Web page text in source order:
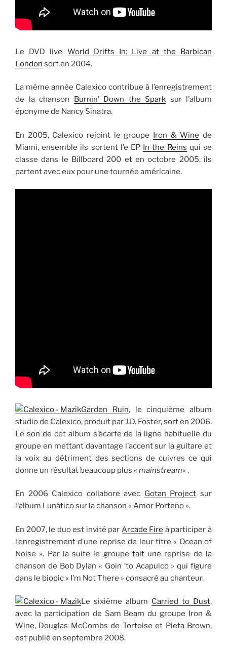
Le DVD live World Drifts In: Live at the Barbican
London sort en 2004.
La même année Calexico contribue à l’enregistrement
de la chanson Burnin’ Down the Spark sur l’album
éponyme de Nancy Sinatra.
En 2005, Calexico rejoint le groupe Iron & Wine de
Miami, ensemble ils sortent l’e EP In the Reins qui se
classe dans le Billboard 200 et en octobre 2005, ils
partent avec eux pour une tournée américaine.
Garden Ruin, le cinquième album
studio de Calexico, produit par J.D. Foster, sort en 2006.
Le son de cet album s’écarte de la ligne habituelle du
groupe en mettant davantage l’accent sur la guitare et
la voix au détriment des sections de cuivres ce qui
donne un résultat beaucoup plus « mainstream« .
En 2006 Calexico collabore avec Gotan Project sur
l’album Lunático sur la chanson « Amor Porteño ».
En 2007, le duo est invité par Arcade Fire à participer à
l’enregistrement d’une reprise de leur titre « Ocean of
Noise ». Par la suite le groupe fait une reprise de la
chanson de Bob Dylan « Goin ‘to Acapulco » qui figure
dans le biopic « I’m Not There » consacré au chanteur.
Le sixième album Carried to Dust,
avec la participation de Sam Beam du groupe Iron &
Wine, Douglas McCombs de Tortoise et Pieta Brown,
est publié en septembre 2008.